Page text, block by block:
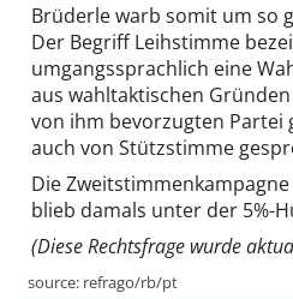
Brüderle warb somit um so
Der Begriff Leihstimme
umgangssprachlich eine
aus wahltaktischen
von ihm bevorzugten Partei
auch von Stützstimme
Die
blieb damals unter der 5%-
(Diese Rechtsfrage wurde
source: refrago/rb/pt